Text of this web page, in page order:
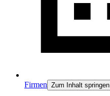
Firmen Zum Inhalt springen